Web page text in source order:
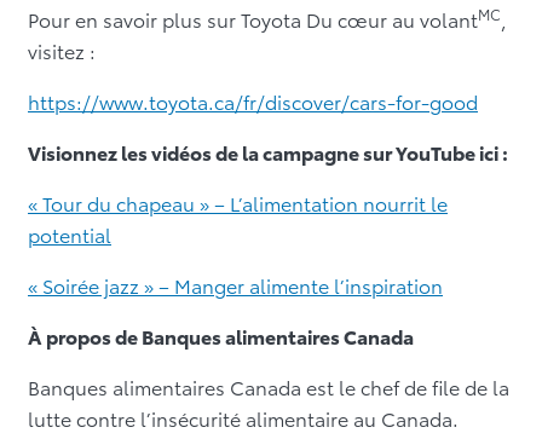
Pour en savoir plus sur Toyota Du cœur au volantMC
visitez :
https://www.toyota.ca/fr/discover/cars-for-good
Visionnez les vidéos de la campagne sur YouTube ici :
« Tour du chapeau » – L’alimentation nourrit le
potential
« Soirée jazz » – Manger alimente l’inspiration
À propos de Banques alimentaires Canada
Banques alimentaires Canada est le chef de file de la
lutte contre l’insécurité alimentaire au Canada.